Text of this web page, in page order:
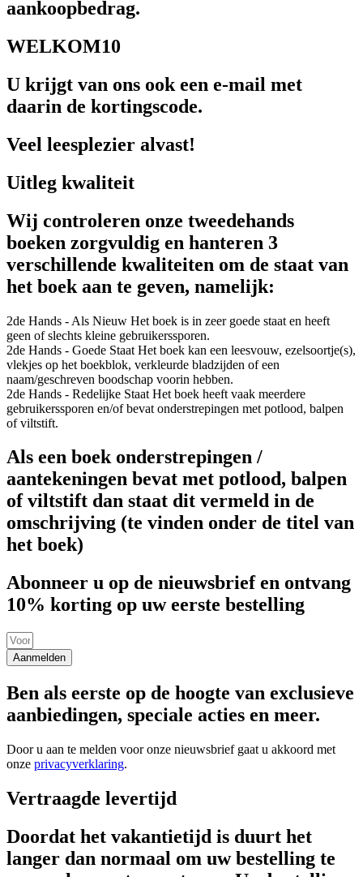
aankoopbedrag.
WELKOM10
U krijgt van ons ook een e-mail met
daarin de kortingscode.
Veel leesplezier alvast!
Uitleg kwaliteit
Wij controleren onze tweedehands
boeken zorgvuldig en hanteren 3
verschillende kwaliteiten om de staat van
het boek aan te geven, namelijk:
2de Hands - Als Nieuw Het boek is in zeer goede staat en heeft
geen of slechts kleine gebruikerssporen.
2de Hands - Goede Staat Het boek kan een leesvouw, ezelsoortje(s),
vlekjes op het boekblok, verkleurde bladzijden of een
naam/geschreven boodschap voorin hebben.
2de Hands - Redelijke Staat Het boek heeft vaak meerdere
gebruikerssporen en/of bevat onderstrepingen met potlood, balpen
of viltstift.
Als een boek onderstrepingen /
aantekeningen bevat met potlood, balpen
of viltstift dan staat dit vermeld in de
omschrijving (te vinden onder de titel van
het boek)
Abonneer u op de nieuwsbrief en ontvang
10% korting op uw eerste bestelling
Aanmelden
Ben als eerste op de hoogte van exclusieve
aanbiedingen, speciale acties en meer.
Door u aan te melden voor onze nieuwsbrief gaat u akkoord met
onze privacyverklaring.
Vertraagde levertijd
Doordat het vakantietijd is duurt het
langer dan normaal om uw bestelling te